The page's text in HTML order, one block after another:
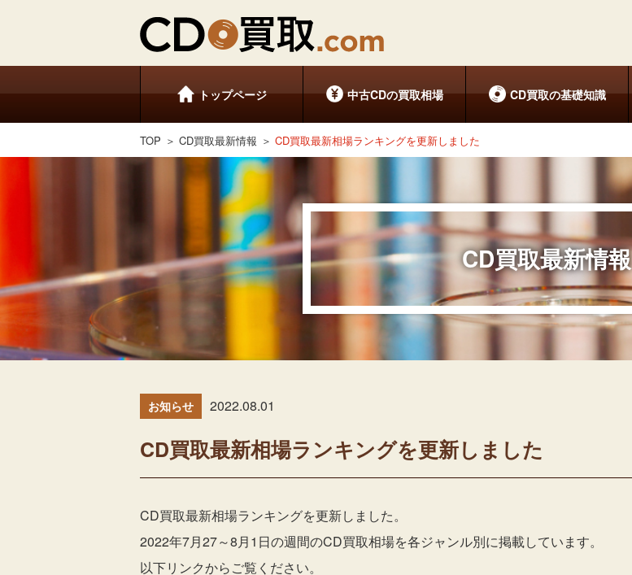
トップページ 中古CDの買取相場 CD買取の基礎知識
TOP CD買取最新情報 CD買取最新相場ランキングを更新しました
CD買取最新情報
お知らせ 2022.08.01
CD買取最新相場ランキングを更新しました
CD買取最新相場ランキングを更新しました。
2022年7月27～8月1日の週間のCD買取相場を各ジャンル別に掲載しています。
以下リンクからご覧ください。